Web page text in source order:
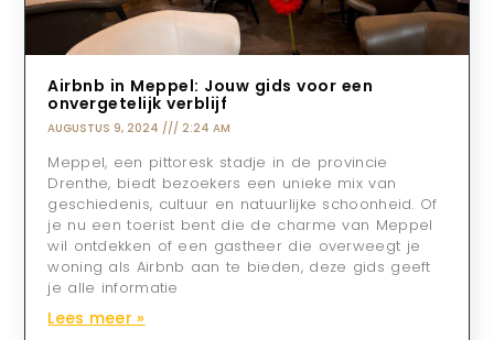
Airbnb in Meppel: Jouw gids voor een
onvergetelijk verblijf
AUGUSTUS 9, 2024 2:24 AM
Meppel, een pittoresk stadje in de provincie
Drenthe, biedt bezoekers een unieke mix van
geschiedenis, cultuur en natuurlijke schoonheid. Of
je nu een toerist bent die de charme van Meppel
wil ontdekken of een gastheer die overweegt je
woning als Airbnb aan te bieden, deze gids geeft
je alle informatie
Lees meer »